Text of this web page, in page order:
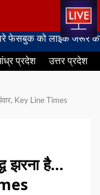
लाइक जरूर करें
प्रदेश उत्तर प्रदेश
Key Line Times
झरना है…